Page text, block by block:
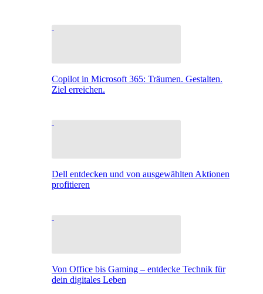
Copilot in Microsoft 365: Träumen. Gestalten.
Ziel erreichen.
Dell entdecken und von ausgewählten Aktionen
profitieren
Von Office bis Gaming – entdecke Technik für
dein digitales Leben